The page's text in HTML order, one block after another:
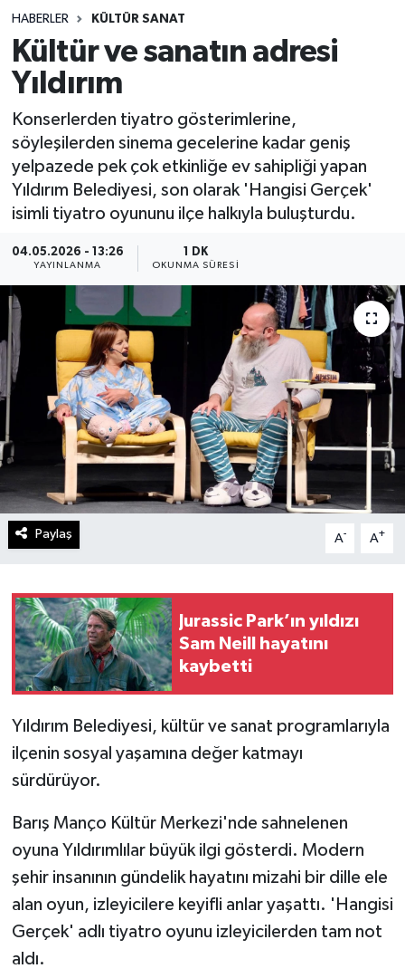
HABERLER KÜLTÜR SANAT
Kültür ve sanatın adresi
Yıldırım
Konserlerden tiyatro gösterimlerine,
söyleşilerden sinema gecelerine kadar geniş
yelpazede pek çok etkinliğe ev sahipliği yapan
Yıldırım Belediyesi, son olarak 'Hangisi Gerçek'
isimli tiyatro oyununu ilçe halkıyla buluşturdu.
04.05.2026 - 13:26
YAYINLANMA
1 DK
OKUNMA SÜRESI
Paylaş A- A+
Jurassic Park’ın yıldızı
Sam Neill hayatını
kaybetti
Yıldırım Belediyesi, kültür ve sanat programlarıyla
ilçenin sosyal yaşamına değer katmayı
sürdürüyor.
Barış Manço Kültür Merkezi'nde sahnelenen
oyuna Yıldırımlılar büyük ilgi gösterdi. Modern
şehir insanının gündelik hayatını mizahi bir dille ele
alan oyun, izleyicilere keyifli anlar yaşattı. 'Hangisi
Gerçek' adlı tiyatro oyunu izleyicilerden tam not
aldı.
Spor
Teknoloji
Yaşam